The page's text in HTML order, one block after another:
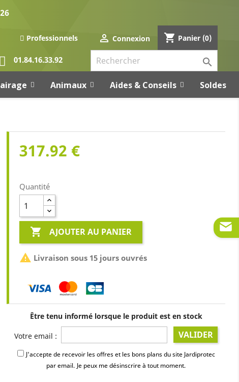
Professionnels  Connexion shopping_cart Panier (0)
01.84.16.33.92 
Animaux Aides & Conseils Soldes
317.92 €
Quantité
 AJOUTER AU PANIER
 Livraison sous 15 jours ouvrés
Être tenu informé lorsque le produit est en stock
Votre email : VALIDER
J'accepte de recevoir les offres et les bons plans du site Jardiprotec
par email. Je peux me désinscrire à tout moment.